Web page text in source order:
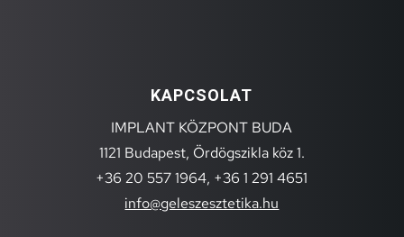
KAPCSOLAT
IMPLANT KÖZPONT BUDA
1121 Budapest, Ördögszikla köz 1.
+36 20 557 1964, +36 1 291 4651
info@geleszesztetika.hu